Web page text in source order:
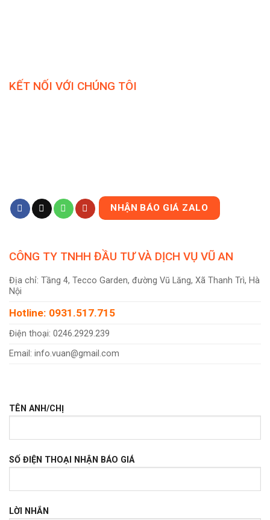
KẾT NỐI VỚI CHÚNG TÔI
NHẬN BÁO GIÁ ZALO
CÔNG TY TNHH ĐẦU TƯ VÀ DỊCH VỤ VŨ AN
Địa chỉ: Tầng 4, Tecco Garden, đường Vũ Lăng, Xã Thanh Trì, Hà
Nội
Hotline: 0931.517.715
Điện thoại: 0246.2929.239
Email: info.vuan@gmail.com
TÊN ANH/CHỊ
SỐ ĐIỆN THOẠI NHẬN BÁO GIÁ
LỜI NHẮN